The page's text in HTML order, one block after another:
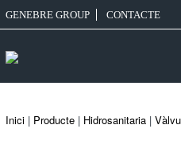
GENEBRE GROUP CONTACTE
Inici | Producte | Hidrosanitaria |